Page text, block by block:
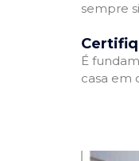
sempre
É
casa em